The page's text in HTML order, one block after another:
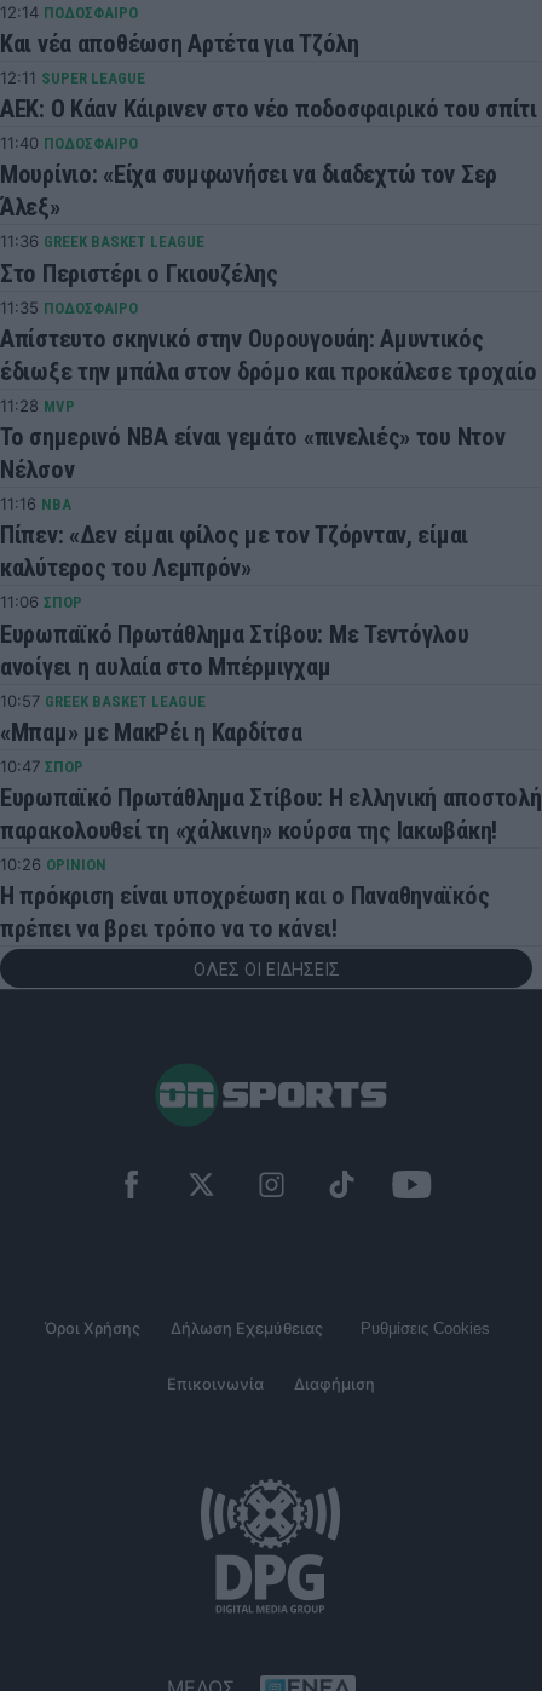
12:14 ΠΟΔΟΣΦΑΙΡΟ
Και νέα αποθέωση Αρτέτα για Τζόλη
12:11 SUPER LEAGUE
AEK: Ο Κάαν Κάιρινεν στο νέο ποδοσφαιρικό του σπίτι
11:40 ΠΟΔΟΣΦΑΙΡΟ
Μουρίνιο: «Είχα συμφωνήσει να διαδεχτώ τον Σερ
Άλεξ»
11:36 GREEK BASKET LEAGUE
Στο Περιστέρι ο Γκιουζέλης
11:35 ΠΟΔΟΣΦΑΙΡΟ
Απίστευτο σκηνικό στην Ουρουγουάη: Αμυντικός
έδιωξε την μπάλα στον δρόμο και προκάλεσε τροχαίο
11:28 MVP
Το σημερινό ΝΒΑ είναι γεμάτο «πινελιές» του Ντον
Νέλσον
11:16 NBA
Πίπεν: «Δεν είμαι φίλος με τον Τζόρνταν, είμαι
καλύτερος του Λεμπρόν»
11:06 ΣΠΟΡ
Ευρωπαϊκό Πρωτάθλημα Στίβου: Με Τεντόγλου
ανοίγει η αυλαία στο Μπέρμιγχαμ
10:57 GREEK BASKET LEAGUE
«Μπαμ» με ΜακΡέι η Καρδίτσα
10:47 ΣΠΟΡ
Ευρωπαϊκό Πρωτάθλημα Στίβου: Η ελληνική αποστολή
παρακολουθεί τη «χάλκινη» κούρσα της Ιακωβάκη!
10:26 OPINION
Η πρόκριση είναι υποχρέωση και ο Παναθηναϊκός
πρέπει να βρει τρόπο να το κάνει!
ΟΛΕΣ ΟΙ ΕΙΔΗΣΕΙΣ
Όροι Χρήσης Δήλωση Εχεμύθειας Ρυθμίσεις Cookies
Επικοινωνία Διαφήμιση